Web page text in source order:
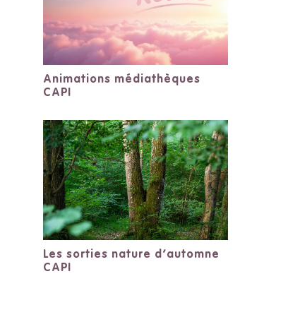
Animations médiathèques
CAPI
Les sorties nature d’automne
CAPI